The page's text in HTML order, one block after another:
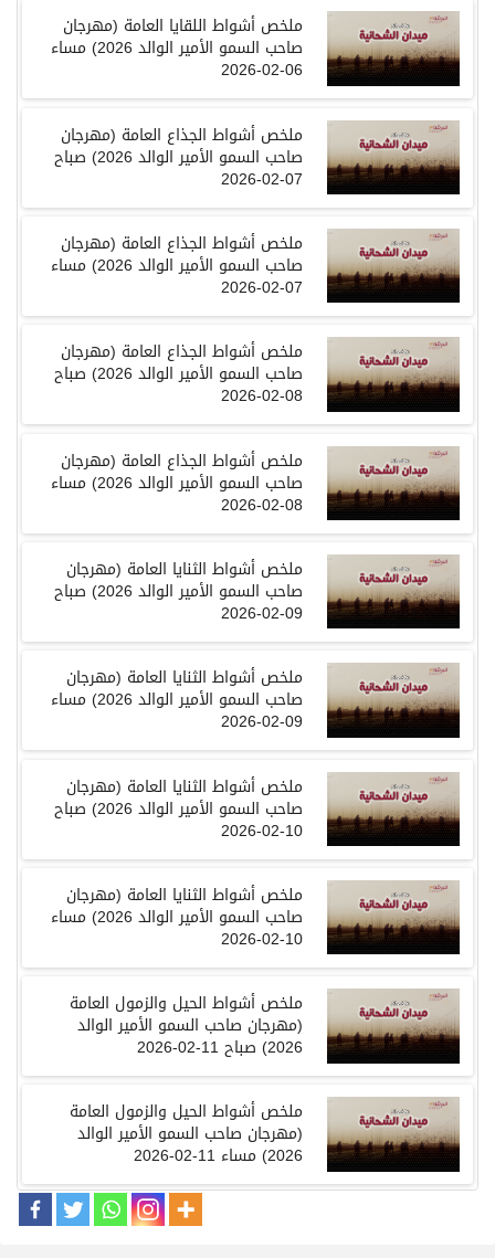
ملخص أشواط اللقايا العامة (مهرجان
صاحب السمو الأمير الوالد 2026
) مساء
06-02-2026
ملخص أشواط الجذاع العامة (مهرجان
صاحب السمو الأمير الوالد 2026
) صباح
07-02-2026
ملخص أشواط الجذاع العامة (مهرجان
صاحب السمو الأمير الوالد 2026
) مساء
07-02-2026
ملخص أشواط الجذاع العامة (مهرجان
صاحب السمو الأمير الوالد 2026
) صباح
08-02-2026
ملخص أشواط الجذاع العامة (مهرجان
صاحب السمو الأمير الوالد 2026
) مساء
08-02-2026
ملخص أشواط الثنايا العامة (مهرجان
صاحب السمو الأمير الوالد 2026
) صباح
09-02-2026
ملخص أشواط الثنايا العامة (مهرجان
صاحب السمو الأمير الوالد 2026
) مساء
09-02-2026
ملخص أشواط الثنايا العامة (مهرجان
صاحب السمو الأمير الوالد 2026
) صباح
10-02-2026
ملخص أشواط الثنايا العامة (مهرجان
صاحب السمو الأمير الوالد 2026
) مساء
10-02-2026
ملخص أشواط الحيل والزمول العامة
(مهرجان صاحب السمو الأمير الوالد
2026
) صباح11-02-2026
ملخص أشواط الحيل والزمول العامة
(مهرجان صاحب السمو الأمير الوالد
2026) مساء